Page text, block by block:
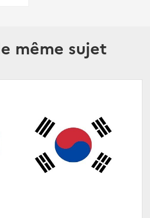
même sujet